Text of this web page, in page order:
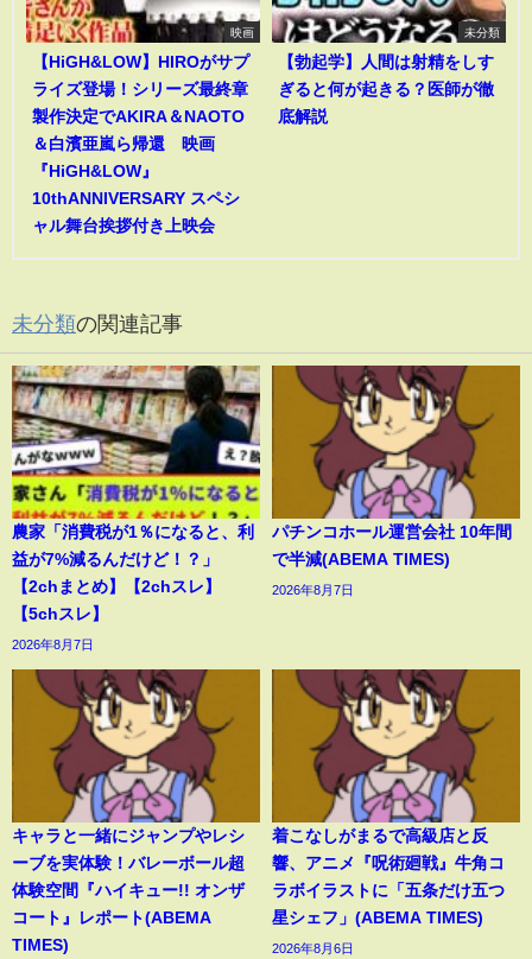
映画
【HiGH&LOW】HIROがサプ
ライズ登場！シリーズ最終章
製作決定でAKIRA＆NAOTO
＆白濱亜嵐ら帰還 映画
『HiGH&LOW』
10thANNIVERSARY スペシ
ャル舞台挨拶付き上映会
未分類
【勃起学】人間は射精をしす
ぎると何が起きる？医師が徹
底解説
未分類の関連記事
農家「消費税が1％になると、利
益が7%減るんだけど！？」
【2chまとめ】【2chスレ】
【5chスレ】
2026年8月7日
パチンコホール運営会社 10年間
で半減(ABEMA TIMES)
2026年8月7日
キャラと一緒にジャンプやレシ
ーブを実体験！バレーボール超
体験空間『ハイキュー!! オンザ
コート』レポート(ABEMA
TIMES)
着こなしがまるで高級店と反
響、アニメ『呪術廻戦』牛角コ
ラボイラストに「五条だけ五つ
星シェフ」(ABEMA TIMES)
2026年8月6日